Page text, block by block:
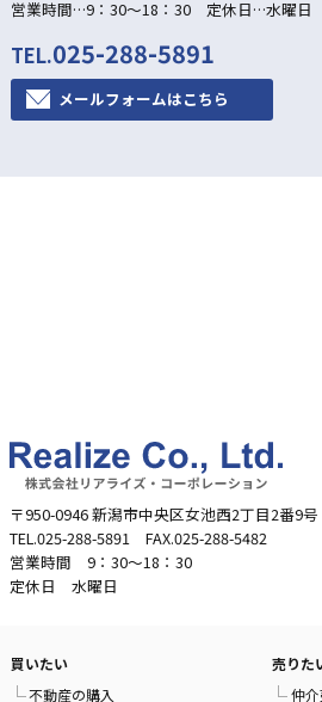
営業時間…9：30～18：30 定休日…水曜日
TEL.025-288-5891
メールフォームはこちら
〒950-0946 新潟市中央区女池西2丁目2番9号
TEL.025-288-5891 FAX.025-288-5482
営業時間 9：30～18：30
定休日 水曜日
買いたい
不動産の購入
売りた
仲